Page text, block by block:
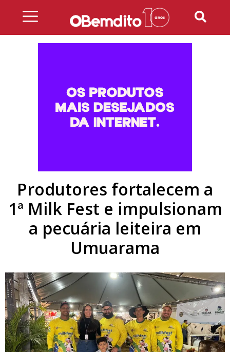
Produtores fortalecem a
1ª Milk Fest e impulsionam
a pecuária leiteira em
Umuarama